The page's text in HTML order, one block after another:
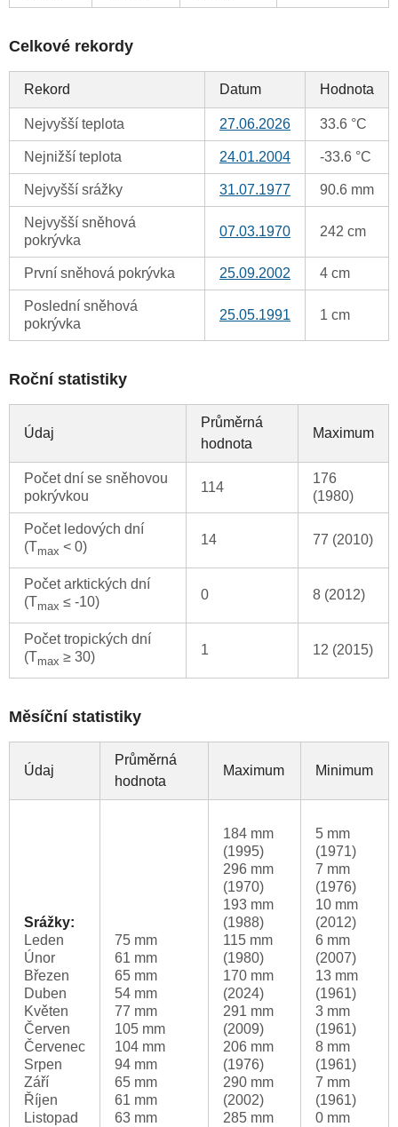
Celkové rekordy
Rekord Datum Hodnota
Nejvyšší teplota 27.06.2026 33.6 °C
Nejnižší teplota 24.01.2004 -33.6 °C
Nejvyšší srážky 31.07.1977 90.6 mm
Nejvyšší sněhová
pokrývka
07.03.1970 242 cm
První sněhová pokrývka 25.09.2002 4 cm
Poslední sněhová
pokrývka
25.05.1991 1 cm
Roční statistiky
Údaj
Průměrná
hodnota
Maximum
Počet dní se sněhovou
pokrývkou
114
176
(1980)
Počet ledových dní
(Tmax < 0) 14 77 (2010)
Počet arktických dní
(Tmax ≤ -10) 0 8 (2012)
Počet tropických dní
(Tmax ≥ 30) 1 12 (2015)
Měsíční statistiky
Údaj
Průměrná
hodnota
Maximum Minimum
Srážky:
Leden
Únor
Březen
Duben
Květen
Červen
Červenec
Srpen
Září
Říjen
Listopad
75 mm
61 mm
65 mm
54 mm
77 mm
105 mm
104 mm
94 mm
65 mm
61 mm
63 mm
184 mm
(1995)
296 mm
(1970)
193 mm
(1988)
115 mm
(1980)
170 mm
(2024)
291 mm
(2009)
206 mm
(1976)
290 mm
(2002)
285 mm
5 mm
(1971)
7 mm
(1976)
10 mm
(2012)
6 mm
(2007)
13 mm
(1961)
3 mm
(1961)
8 mm
(1961)
7 mm
(1961)
0 mm